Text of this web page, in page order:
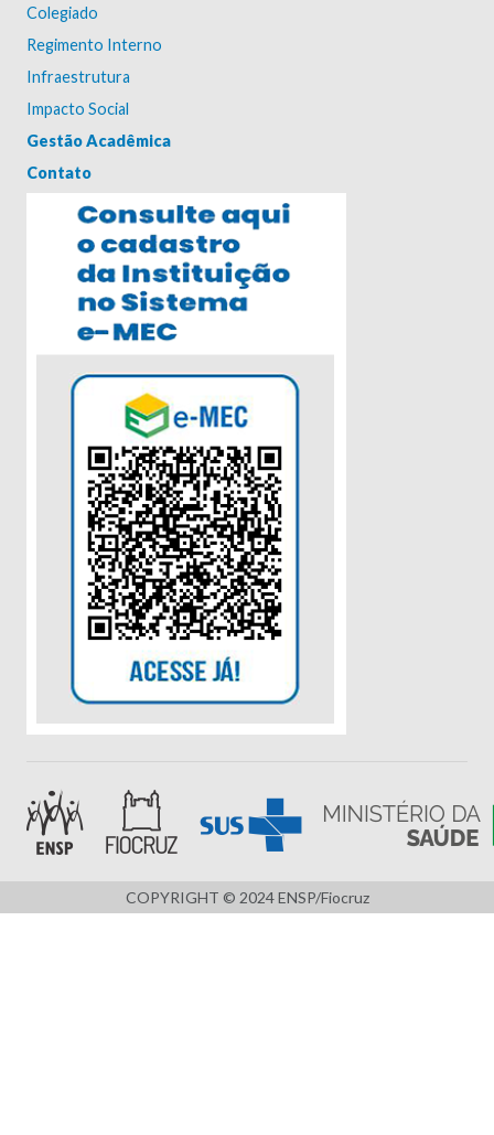
Colegiado
Regimento Interno
Infraestrutura
Impacto Social
Gestão Acadêmica
Contato
COPYRIGHT © 2024 ENSP/Fiocruz